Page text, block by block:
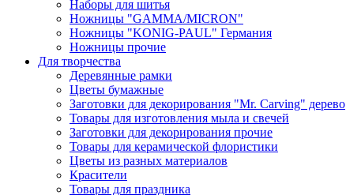
Наборы для шитья
Ножницы "GAMMA/MICRON"
Ножницы "KONIG-PAUL" Германия
Ножницы прочие
Для творчества
Деревянные рамки
Цветы бумажные
Заготовки для декорирования "Mr. Carving" дерево
Товары для изготовления мыла и свечей
Заготовки для декорирования прочие
Товары для керамической флористики
Цветы из разных материалов
Красители
Товары для праздника